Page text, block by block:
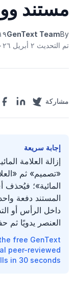
مستند
By
GenText Team١٩ أكتوبر ٢٠٢٥
تم التحديث ٢ أبريل ٢٠٢٦
مشاركة
إجابة سريعة
إزالة العلامة
«تصميم» ثم
المائية»؛
المستند دفعة
داخل الرأس أو
العنصر يدويًا ثم
free GenText
peer-reviewed
in 30 seconds →